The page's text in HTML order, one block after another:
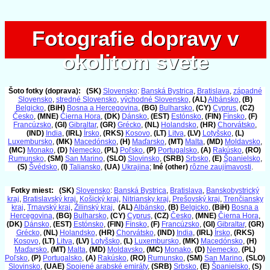
Fotografie dopravy v
okolitom svete
Fotografie dopravy v
okolitom svete
Šoto fotky (doprava): (SK) Slovensko: Banská Bystrica, Bratislava, západné
Slovensko, stredné Slovensko, východné Slovensko, (AL)Albánsko, (B)
Belgicko, (BiH) Bosna a Hercegovina, (BG) Bulharsko, (CY) Cyprus, (CZ)
Česko, (MNE) Čierna Hora, (DK) Dánsko, (EST) Estónsko, (FIN) Fínsko, (F)
Francúzsko, (GI) Gibraltar, (GR) Grécko, (NL) Holandsko, (HR) Chorvátsko,
(IND) India, (IRL) Írsko, (RKS) Kosovo, (LT) Litva, (LV) Lotyšsko, (L)
Luxembursko, (MK) Macedónsko, (H) Maďarsko, (MT) Malta, (MD) Moldavsko,
(MC) Monako, (D) Nemecko, (PL) Poľsko, (P) Portugalsko, (A) Rakúsko, (RO)
Rumunsko, (SM) San Marino, (SLO) Slovinsko, (SRB) Srbsko, (E) Španielsko,
(S) Švédsko, (I) Taliansko, (UA) Ukrajina; Iné (other) rôzne zaujímavosti.
Fotky miest: (SK) Slovensko: Banská Bystrica, Bratislava, Banskobystrický
kraj, Bratislavský kraj, Košický kraj, Nitriansky kraj, Prešovský kraj, Trenčiansky
kraj, Trnavský kraj, Žilinský kraj, (AL)Albánsko, (B) Belgicko, (BiH) Bosna a
Hercegovina, (BG) Bulharsko, (CY) Cyprus, (CZ) Česko, (MNE) Čierna Hora,
(DK) Dánsko, (EST) Estónsko, (FIN) Fínsko, (F) Francúzsko, (GI) Gibraltar, (GR)
Grécko, (NL) Holandsko, (HR) Chorvátsko, (IND) India, (IRL) Írsko, (RKS)
Kosovo, (LT) Litva, (LV) Lotyšsko, (L) Luxembursko, (MK) Macedónsko, (H)
Maďarsko, (MT) Malta, (MD) Moldavsko, (MC) Monako, (D) Nemecko, (PL)
Poľsko, (P) Portugalsko, (A) Rakúsko, (RO) Rumunsko, (SM) San Marino, (SLO)
Slovinsko, (UAE) Spojené arabské emiráty, (SRB) Srbsko, (E) Španielsko, (S)